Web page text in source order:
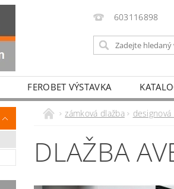
603116898
FEROBET VÝSTAVKA
zámková dlažba
DLAŽBA